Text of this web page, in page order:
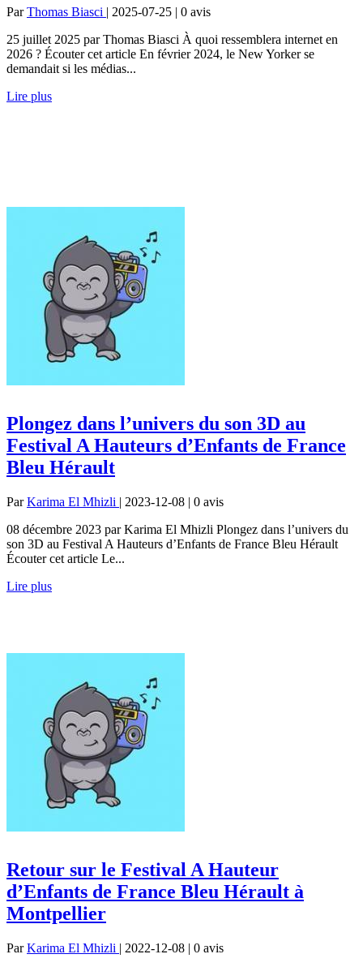
ParThomas Biasci | 2025-07-25 | 0 avis
25 juillet 2025 par Thomas Biasci À quoi ressemblera internet en
2026 ? Écouter cet article En février 2024, le New Yorker se
demandait si les médias...
Lire plus
Plongez dans l’univers du son 3D au
Festival A Hauteurs d’Enfants de France
Bleu Hérault
ParKarima El Mhizli | 2023-12-08 | 0 avis
08 décembre 2023 par Karima El Mhizli Plongez dans l’univers du
son 3D au Festival A Hauteurs d’Enfants de France Bleu Hérault
Écouter cet article Le...
Lire plus
Retour sur le Festival A Hauteur
d’Enfants de France Bleu Hérault à
Montpellier
ParKarima El Mhizli | 2022-12-08 | 0 avis